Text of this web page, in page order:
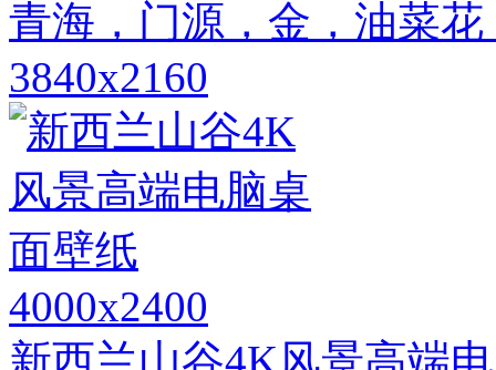
青海，门源，金，油菜
3840x2160
4000x2400